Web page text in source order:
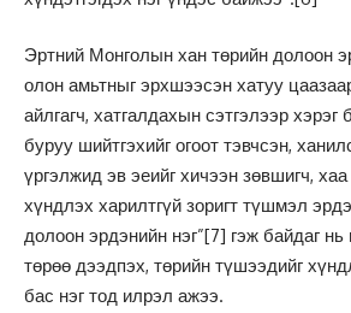
Эртний Монголын хан төрийн долоон
олон амьтныг эрхшээсэн хатуу
айлгагч, хатгалдахын сэтгэлээр хэрэг
буруу шийтгэхийг огоот тэвчсэн,
үргэлжид эв эеийг хичээн зөвшигч,
хүндлэх харилтгүй зоригт түшмэл
долоон эрдэнийн нэг”[7] гэж байдаг
төрөө дээдпэх, төрийн түшээдийг
бас нэг тод илрэл ажээ.